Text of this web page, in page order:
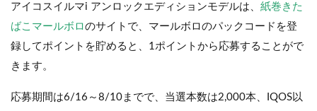
アイコスイルマi アンロックエディションモデルは、 紙巻きた
ばこマールボロ のサイトで、マールボロのパックコードを登
録してポイントを貯めると、1ポイントから応募することがで
きます。
応募期間は6/16～8/10までで、当選本数は2,000本、IQOS以